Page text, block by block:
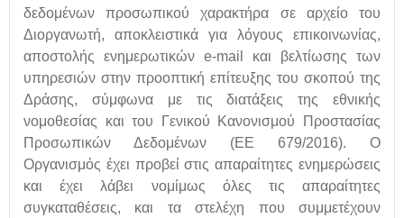
δεδομένων προσωπικού χαρακτήρα σε αρχείο του
Διοργανωτή, αποκλειστικά για λόγους επικοινωνίας,
αποστολής ενημερωτικών e-mail και βελτίωσης των
υπηρεσιών στην προοπτική επίτευξης του σκοπού της
Δράσης, σύμφωνα με τις διατάξεις της εθνικής
νομοθεσίας και του Γενικού Κανονισμού Προστασίας
Προσωπικών Δεδομένων (ΕΕ 679/2016). Ο
Οργανισμός έχει προβεί στις απαραίτητες ενημερώσεις
και έχει λάβει νομίμως όλες τις απαραίτητες
συγκαταθέσεις, και τα στελέχη που συμμετέχουν